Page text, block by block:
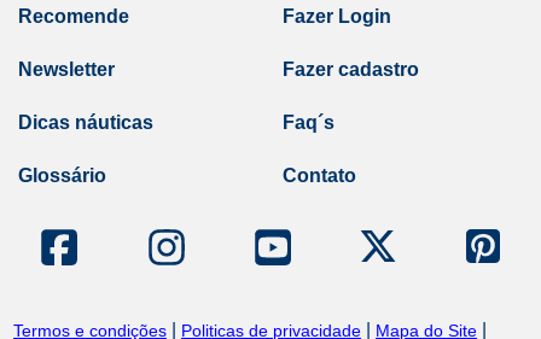
Recomende
Newsletter
Dicas náuticas
Glossário
Fazer Login
Fazer cadastro
Faq´s
Contato
Termos e condições Politicas de privacidade Mapa do Site